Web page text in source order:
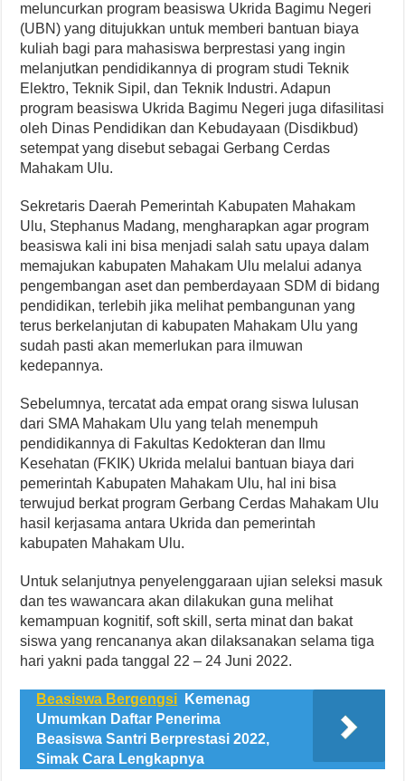
meluncurkan program beasiswa Ukrida Bagimu Negeri
(UBN) yang ditujukkan untuk memberi bantuan biaya
kuliah bagi para mahasiswa berprestasi yang ingin
melanjutkan pendidikannya di program studi Teknik
Elektro, Teknik Sipil, dan Teknik Industri. Adapun
program beasiswa Ukrida Bagimu Negeri juga difasilitasi
oleh Dinas Pendidikan dan Kebudayaan (Disdikbud)
setempat yang disebut sebagai Gerbang Cerdas
Mahakam Ulu.
Sekretaris Daerah Pemerintah Kabupaten Mahakam
Ulu, Stephanus Madang, mengharapkan agar program
beasiswa kali ini bisa menjadi salah satu upaya dalam
memajukan kabupaten Mahakam Ulu melalui adanya
pengembangan aset dan pemberdayaan SDM di bidang
pendidikan, terlebih jika melihat pembangunan yang
terus berkelanjutan di kabupaten Mahakam Ulu yang
sudah pasti akan memerlukan para ilmuwan
kedepannya.
Sebelumnya, tercatat ada empat orang siswa lulusan
dari SMA Mahakam Ulu yang telah menempuh
pendidikannya di Fakultas Kedokteran dan Ilmu
Kesehatan (FKIK) Ukrida melalui bantuan biaya dari
pemerintah Kabupaten Mahakam Ulu, hal ini bisa
terwujud berkat program Gerbang Cerdas Mahakam Ulu
hasil kerjasama antara Ukrida dan pemerintah
kabupaten Mahakam Ulu.
Untuk selanjutnya penyelenggaraan ujian seleksi masuk
dan tes wawancara akan dilakukan guna melihat
kemampuan kognitif, soft skill, serta minat dan bakat
siswa yang rencananya akan dilaksanakan selama tiga
hari yakni pada tanggal 22 – 24 Juni 2022.
Beasiswa Bergengsi
Kemenag
Umumkan Daftar Penerima
Beasiswa Santri Berprestasi 2022,
Simak Cara Lengkapnya